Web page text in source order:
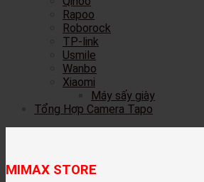
Rapoo
Roborock
TP-link
Usmile
Wanbo
Xiaomi
Máy sấy giày
Tổng Hợp Camera Tapo
MIMAX STORE